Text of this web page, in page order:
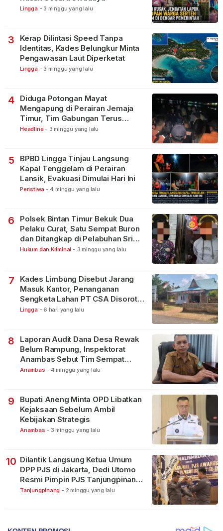
Lingga - 3 minggu yang lalu
3
Kerap Dilintasi Speed Tanpa
Identitas, Kades Belungkur Minta
Pengawasan Laut Diperketat
Lingga - 3 minggu yang lalu
4
Diduga Potongan Mayat
Mengapung di Perairan Jemaja
Timur, Tim Gabungan Terus
Lakukan Pencarian
Headline - 3 minggu yang lalu
5
BPBD Lingga Tinjau Langsung
Kapal Tenggelam di Perairan
Lansik, Evakuasi Dimulai Hari Ini
Peristiwa - 4 minggu yang lalu
6
Polsek Bintan Timur Bekuk Dua
Pelaku Curat, Satu Sempat Buron
dan Ditangkap di Pelabuhan Sri
Bintan Pura
Hukum dan Kriminal - 3 minggu yang lalu
7
Kades Limbung Disebut Jarang
Masuk Kantor, Penanganan
Sengketa Lahan PT CSA Disorot
Warga
Lingga - 6 hari yang lalu
8
Laporan Audit Dana Desa Rewak
Belum Rampung, Inspektorat
Anambas Sebut Tim Sempat
Terbagi Tangani Kasus Lain
Anambas - 4 minggu yang lalu
9
Bupati Aneng Minta OPD Libatkan
Kejaksaan Sebelum Ambil
Kebijakan Strategis
Anambas - 3 minggu yang lalu
10 Dilantik Langsung Ketua Umum
DPP PJS di Jakarta, Dedi Utomo
Resmi Pimpin PJS Tanjungpinang-
Bintan
Tanjungpinang - 2 minggu yang lalu